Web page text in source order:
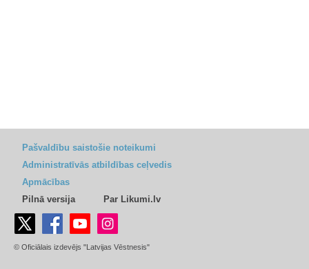
Pašvaldību saistošie noteikumi
Administratīvās atbildības ceļvedis
Apmācības
Pilnā versija
Par Likumi.lv
© Oficiālais izdevējs "Latvijas Vēstnesis"